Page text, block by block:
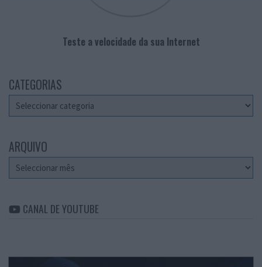
Teste a velocidade da sua Internet
CATEGORIAS
Categorias
ARQUIVO
Arquivo
CANAL DE YOUTUBE